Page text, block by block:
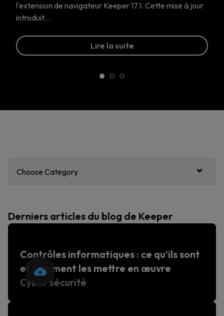
de navigateur Keeper 17.1. Cette mise à jour
Lire la suite
Choose Category
Derniers articles du blog de Keeper
Contrôles informatiques : ce qu’ils sont
et comment les mettre en œuvre
Cyber sécurité